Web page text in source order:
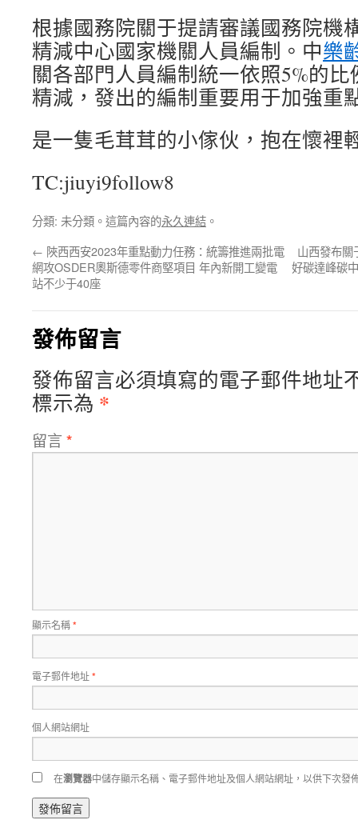
根據國務院關于提請審議國務院機
精減中心國家機關人員編制。中樂
關各部門人員編制統一依照5%的比
精減，發出的編制重要用于加強重
是一隻毛茸茸的小傢伙，抱在懷裡
TC:jiuyi9follow8
分類: 未分類。這篇內容的永久連結 。
← 陜西西安2023年重點動力任務：統籌推進兩批電
網攻OSDER奧斯德零件商堅項目 年內新開工變電
站不少于40座
山西發布關
好碳達峰碳
發佈留言
發佈留言必須填寫的電子郵件地址
標示為 *
留言 *
顯示名稱*
電子郵件地址*
個人網站網址
在瀏覽器中儲存顯示名稱、電子郵件地址及個人網站網址，以供下次發